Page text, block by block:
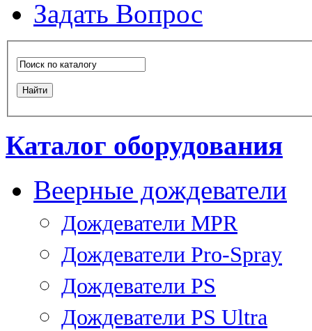
Задать Вопрос
Каталог оборудования
Веерные дождеватели
Дождеватели MPR
Дождеватели Pro-Spray
Дождеватели PS
Дождеватели PS Ultra